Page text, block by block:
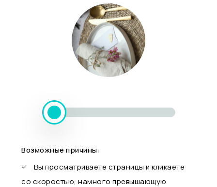
Возможные причины:
Вы просматриваете страницы и кликаете
со скоростью, намного превышающую